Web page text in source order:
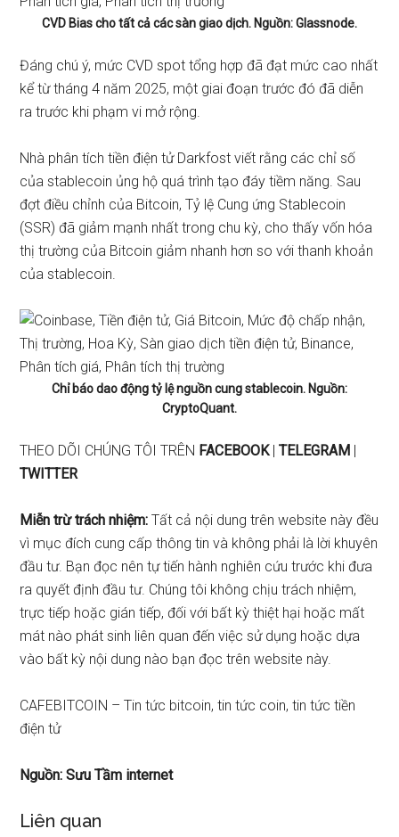
CVD Bias cho tất cả các sàn giao dịch. Nguồn: Glassnode.
Đáng chú ý, mức CVD spot tổng hợp đã đạt mức cao nhất
kể từ tháng 4 năm 2025, một giai đoạn trước đó đã diễn
ra trước khi phạm vi mở rộng.
Nhà phân tích tiền điện tử Darkfostviết rằng các chỉ số
của stablecoin ủng hộ quá trình tạo đáy tiềm năng. Sau
đợt điều chỉnh của Bitcoin, Tỷ lệ Cung ứng Stablecoin
(SSR) đã giảm mạnh nhất trong chu kỳ, cho thấy vốn hóa
thị trường của Bitcoin giảm nhanh hơn so với thanh khoản
của stablecoin.
Chỉ báo dao động tỷ lệ nguồn cung stablecoin. Nguồn:
CryptoQuant.
THEO DÕI CHÚNG TÔI TRÊN FACEBOOK|TELEGRAM |
TWITTER
Miễn trừ trách nhiệm: Tất cả nội dung trên website này đều
vì mục đích cung cấp thông tin và không phải là lời khuyên
đầu tư. Bạn đọc nên tự tiến hành nghiên cứu trước khi đưa
ra quyết định đầu tư. Chúng tôi không chịu trách nhiệm,
trực tiếp hoặc gián tiếp, đối với bất kỳ thiệt hại hoặc mất
mát nào phát sinh liên quan đến việc sử dụng hoặc dựa
vào bất kỳ nội dung nào bạn đọc trên website này.
CAFEBITCOIN – Tin tức bitcoin, tin tức coin, tin tức tiền
điện tử
Nguồn: Sưu Tầm internet
Liên quan